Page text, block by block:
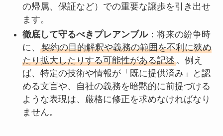
の帰属、保証など）での重要な譲歩を引き出せ
ます。
徹底して守るべきプレアンブル：将来の紛争時
に、 契約の目的解釈や義務の範囲を不利に狭め
たり拡大したりする可能性がある記述。例え
ば、特定の技術や情報が「既に提供済み」と認
める文言や、自社の義務を暗黙的に前提づける
ような表現は、厳格に修正を求めなければなり
ません。